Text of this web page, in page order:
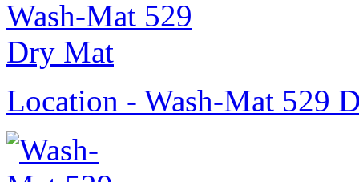
Location - Wash-Mat 529